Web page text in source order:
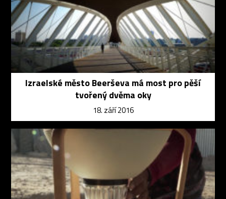
Izraelské město Beerševa má most pro pěší
tvořený dvěma oky
18. září 2016